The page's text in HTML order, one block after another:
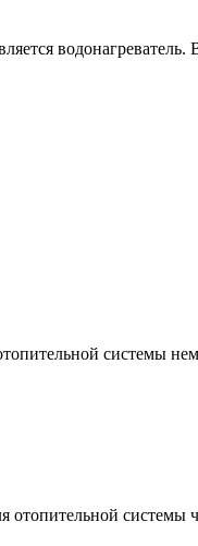
системы
системы